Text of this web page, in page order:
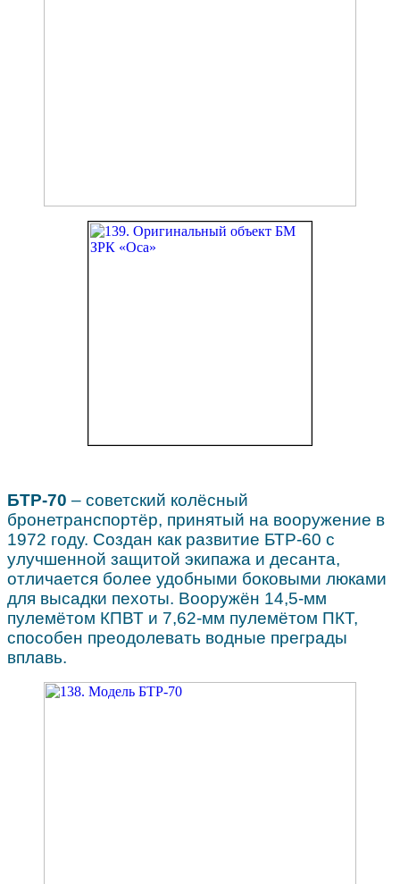
БТР-70 – советский колёсный
бронетранспортёр, принятый на вооружение в
1972 году. Создан как развитие БТР-60 с
улучшенной защитой экипажа и десанта,
отличается более удобными боковыми люками
для высадки пехоты. Вооружён 14,5-мм
пулемётом КПВТ и 7,62-мм пулемётом ПКТ,
способен преодолевать водные преграды
вплавь.